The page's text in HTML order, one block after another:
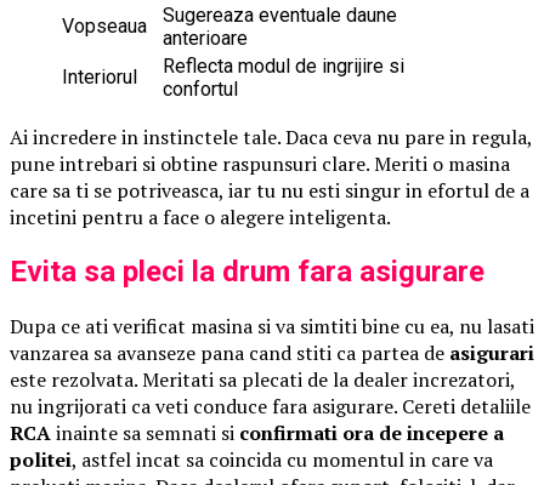
Vopseaua
Sugereaza eventuale daune
anterioare
Interiorul
Reflecta modul de ingrijire si
confortul
Ai incredere in instinctele tale. Daca ceva nu pare in regula,
pune intrebari si obtine raspunsuri clare. Meriti o masina
care sa ti se potriveasca, iar tu nu esti singur in efortul de a
incetini pentru a face o alegere inteligenta.
Evita sa pleci la drum fara asigurare
Dupa ce ati verificat masina si va simtiti bine cu ea, nu lasati
vanzarea sa avanseze pana cand stiti ca partea de asigurari
este rezolvata. Meritati sa plecati de la dealer increzatori,
nu ingrijorati ca veti conduce fara asigurare. Cereti detaliile
RCAinainte sa semnati si confirmati ora de incepere a
politei, astfel incat sa coincida cu momentul in care va